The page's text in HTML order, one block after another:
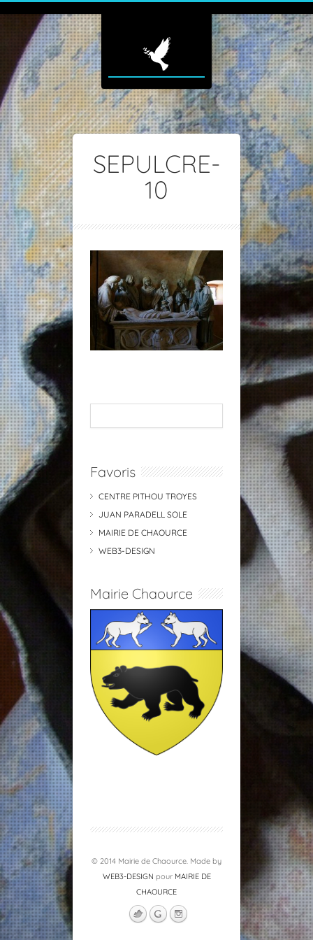
SEPULCRE-
10
Favoris
CENTRE PITHOU TROYES
JUAN PARADELL SOLE
MAIRIE DE CHAOURCE
WEB3-DESIGN
Mairie Chaource
© 2014 Mairie de Chaource. Made by
WEB3-DESIGN pour MAIRIE DE
CHAOURCE